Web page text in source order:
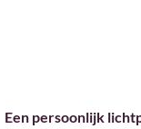
Een persoonlijk